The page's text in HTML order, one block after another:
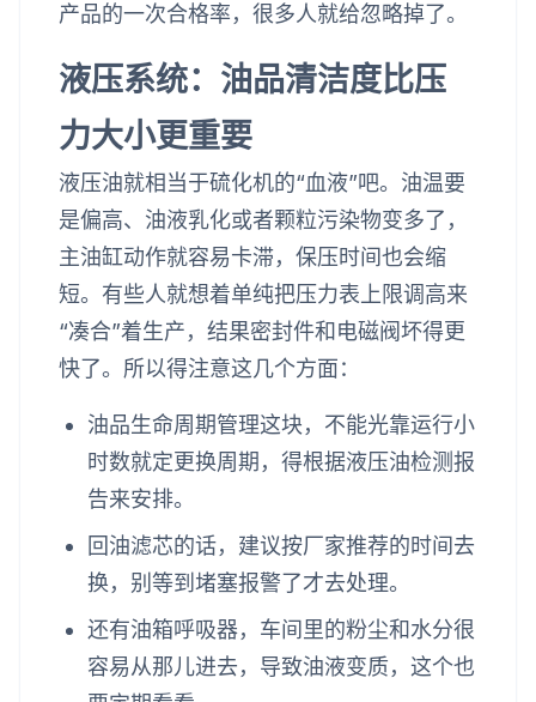
产品的一次合格率，很多人就给忽略掉了。
液压系统：油品清洁度比压
力大小更重要
液压油就相当于硫化机的“血液”吧。油温要
是偏高、油液乳化或者颗粒污染物变多了，
主油缸动作就容易卡滞，保压时间也会缩
短。有些人就想着单纯把压力表上限调高来
“凑合”着生产，结果密封件和电磁阀坏得更
快了。所以得注意这几个方面：
油品生命周期管理这块，不能光靠运行小
时数就定更换周期，得根据液压油检测报
告来安排。
回油滤芯的话，建议按厂家推荐的时间去
换，别等到堵塞报警了才去处理。
还有油箱呼吸器，车间里的粉尘和水分很
容易从那儿进去，导致油液变质，这个也